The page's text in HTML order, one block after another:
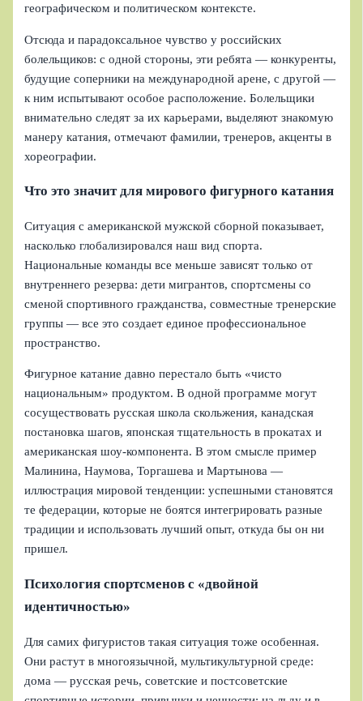
географическом и политическом контексте.
Отсюда и парадоксальное чувство у российских
болельщиков: с одной стороны, эти ребята — конкуренты,
будущие соперники на международной арене, с другой —
к ним испытывают особое расположение. Болельщики
внимательно следят за их карьерами, выделяют знакомую
манеру катания, отмечают фамилии, тренеров, акценты в
хореографии.
Что это значит для мирового фигурного катания
Ситуация с американской мужской сборной показывает,
насколько глобализировался наш вид спорта.
Национальные команды все меньше зависят только от
внутреннего резерва: дети мигрантов, спортсмены со
сменой спортивного гражданства, совместные тренерские
группы — все это создает единое профессиональное
пространство.
Фигурное катание давно перестало быть «чисто
национальным» продуктом. В одной программе могут
сосуществовать русская школа скольжения, канадская
постановка шагов, японская тщательность в прокатах и
американская шоу-компонента. В этом смысле пример
Малинина, Наумова, Торгашева и Мартынова —
иллюстрация мировой тенденции: успешными становятся
те федерации, которые не боятся интегрировать разные
традиции и использовать лучший опыт, откуда бы он ни
пришел.
Психология спортсменов с «двойной
идентичностью»
Для самих фигуристов такая ситуация тоже особенная.
Они растут в многоязычной, мультикультурной среде:
дома — русская речь, советские и постсоветские